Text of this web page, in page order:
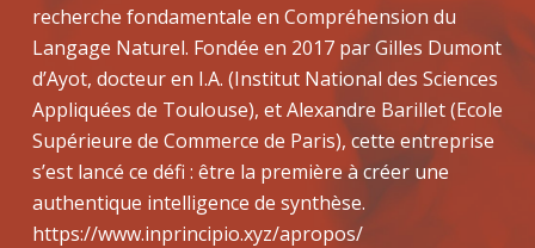
recherche fondamentale en Compréhension du
Langage Naturel. Fondée en 2017 par Gilles Dumont
d’Ayot, docteur en I.A. (Institut National des Sciences
Appliquées de Toulouse), et Alexandre Barillet (Ecole
Supérieure de Commerce de Paris), cette entreprise
s’est lancé ce défi : être la première à créer une
authentique intelligence de synthèse.
https://www.inprincipio.xyz/apropos/